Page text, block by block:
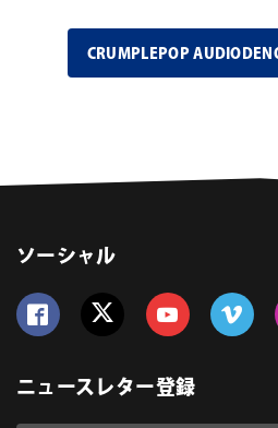
CRUMPLEPOP
ソーシャル
ニュースレター登録